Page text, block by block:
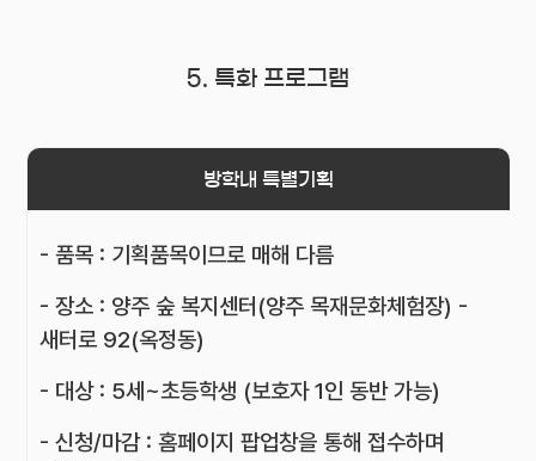
5. 특화 프로그램
방학내 특별기획
- 품목 : 기획품목이므로 매해 다름
- 장소 : 양주 숲 복지센터(양주 목재문화체험장) -
새터로 92(옥정동)
- 대상 : 5세~초등학생 (보호자 1인 동반 가능)
- 신청/마감 : 홈페이지 팝업창을 통해 접수하며